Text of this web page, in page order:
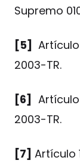
Supremo
[5]
2003-TR.
[6]
2003-TR.
[7] Artículo